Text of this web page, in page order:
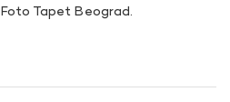
Tapet Beograd.